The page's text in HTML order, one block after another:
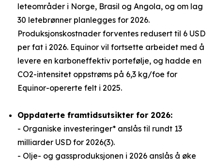
leteområder i Norge, Brasil og Angola, og om lag
30 letebrønner planlegges for 2026.
Produksjonskostnader forventes redusert til 6 USD
per fat i 2026. Equinor vil fortsette arbeidet med å
levere en karboneffektiv portefølje, og hadde en
CO2-intensitet oppstrøms på 6,3 kg/foe for
Equinor-opererte felt i 2025.
Oppdaterte framtidsutsikter for 2026:
- Organiske investeringer* anslås til rundt 13
milliarder USD for 2026(3).
- Olje- og gassproduksjonen i 2026 anslås å øke